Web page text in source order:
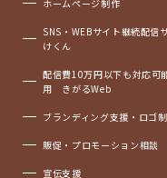
ホームページ制作
SNS・WEBサイト継続配
けくん
配信費10万円以下も対応可
用 きがるWeb
ブランディング支援・ロゴ
販促・プロモーション相談
宣伝支援